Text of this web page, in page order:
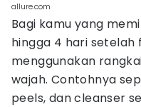
allure.com
Bagi kamu yang
hingga 4 hari setelah
menggunakan
wajah. Contohnya
peels, dan cleanser